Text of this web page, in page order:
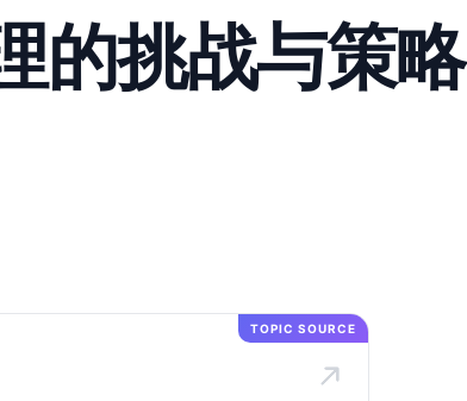
的挑战与策略
TOPIC SOURCE